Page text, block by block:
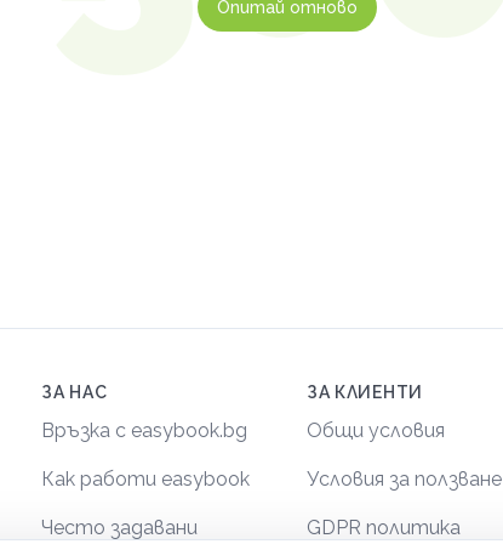
Опитай отново
ЗА НАС
Връзка с easybook.bg
Как работи easybook
Често задавани
ЗА КЛИЕНТИ
Общи условия
Условия за ползване
GDPR политика